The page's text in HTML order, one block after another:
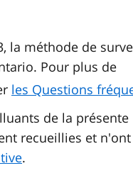
la méthode de
Pour plus de
les Questions
de la présente
recueillies et
.